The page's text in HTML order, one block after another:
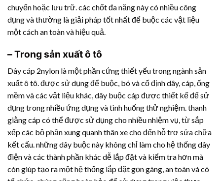
chuyển hoặc lưu trữ. các chốt đa năng này có nhiều công
dụng và thường là giải pháp tốt nhất để buộc các vật liệu
một cách an toàn và hiệu quả.
– Trong sản xuất ô tô
Dây cáp 2nylon là một phần cứng thiết yếu trong ngành sản
xuất ô tô. được sử dụng để buộc, bó và cố định dây, cáp, ống
mềm và các vật liệu khác, dây buộc cáp được thiết kế để sử
dụng trong nhiều ứng dụng và tình huống thử nghiệm. thanh
giằng cáp có thể được sử dụng cho nhiều nhiệm vụ, từ sắp
xếp các bộ phận xung quanh thân xe cho đến hỗ trợ sửa chữa
kết cấu. những dây buộc này không chỉ làm cho hệ thống dây
điện và các thành phần khác dễ lắp đặt và kiểm tra hơn mà
còn giúp tạo ra một hệ thống lắp đặt gọn gàng, an toàn và có